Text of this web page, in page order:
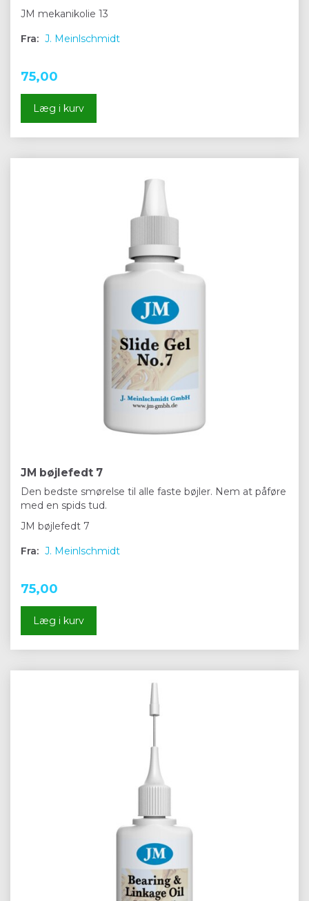
JM mekanikolie 13
Fra: J. Meinlschmidt
75,00
Læg i kurv
JM bøjlefedt 7
Den bedste smørelse til alle faste bøjler. Nem at påføre
med en spids tud.
JM bøjlefedt 7
Fra: J. Meinlschmidt
75,00
Læg i kurv